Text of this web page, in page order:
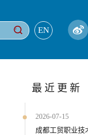
EN
最近更新
2026-07-15
成都工贸职业技